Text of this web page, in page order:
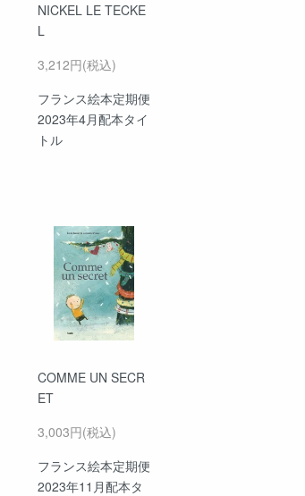
NICKEL LE TECKE
L
3,212円(税込)
フランス絵本定期便
2023年4月配本タイ
トル
COMME UN SECR
ET
3,003円(税込)
フランス絵本定期便
2023年11月配本タ